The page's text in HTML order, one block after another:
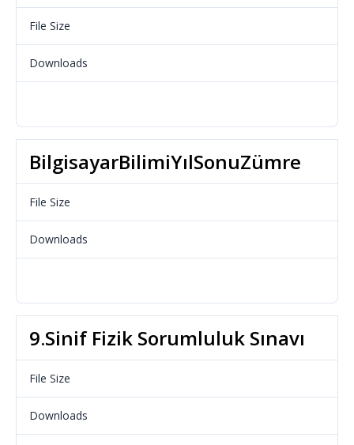
File Size
Downloads
BilgisayarBilimiYılSonuZümre
File Size
Downloads
9.Sinif Fizik Sorumluluk Sınavı
File Size
Downloads